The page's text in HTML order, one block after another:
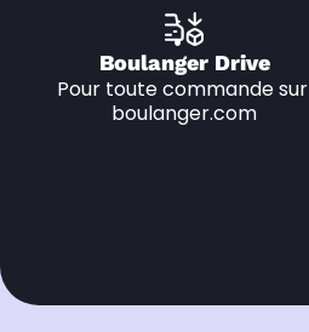
Boulanger Drive
Pour toute commande sur
boulanger.com